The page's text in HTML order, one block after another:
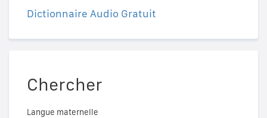
Dictionnaire Audio Gratuit
Chercher
Langue maternelle